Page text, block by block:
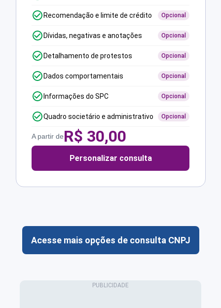
Recomendação e limite de crédito Opcional
Dívidas, negativas e anotações Opcional
Detalhamento de protestos Opcional
Dados comportamentais Opcional
Informações do SPC Opcional
Quadro societário e administrativo Opcional
A partir deR$ 30,00
Personalizar consulta
Acesse mais opções de consulta CNPJ